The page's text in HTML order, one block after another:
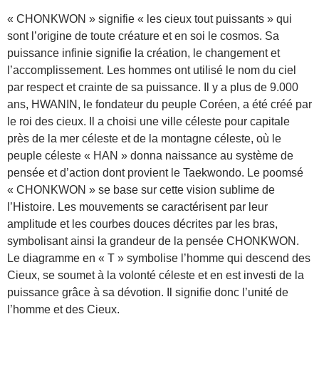
« CHONKWON » signifie « les cieux tout puissants » qui
sont l’origine de toute créature et en soi le cosmos. Sa
puissance infinie signifie la création, le changement et
l’accomplissement. Les hommes ont utilisé le nom du ciel
par respect et crainte de sa puissance. Il y a plus de 9.000
ans, HWANIN, le fondateur du peuple Coréen, a été créé par
le roi des cieux. Il a choisi une ville céleste pour capitale
près de la mer céleste et de la montagne céleste, où le
peuple céleste « HAN » donna naissance au système de
pensée et d’action dont provient le Taekwondo. Le poomsé
« CHONKWON » se base sur cette vision sublime de
l’Histoire. Les mouvements se caractérisent par leur
amplitude et les courbes douces décrites par les bras,
symbolisant ainsi la grandeur de la pensée CHONKWON.
Le diagramme en « T » symbolise l’homme qui descend des
Cieux, se soumet à la volonté céleste et en est investi de la
puissance grâce à sa dévotion. Il signifie donc l’unité de
l’homme et des Cieux.